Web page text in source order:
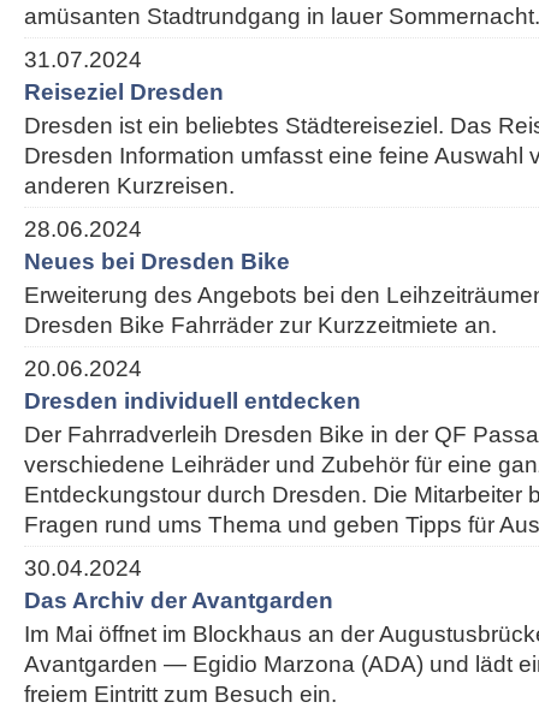
amüsanten Stadtrundgang in lauer Sommernacht.
31.07.2024
Reiseziel Dresden
Dresden ist ein beliebtes Städtereiseziel. Das
Dresden Information umfasst eine feine Auswahl
anderen Kurzreisen.
28.06.2024
Neues bei Dresden Bike
Erweiterung des Angebots bei den
Dresden Bike Fahrräder zur Kurzzeitmiete an.
20.06.2024
Dresden individuell entdecken
Der Fahrradverleih Dresden Bike in der QF
verschiedene Leihräder und Zubehör für eine
Entdeckungstour durch Dresden. Die Mitarbeiter
Fragen rund ums Thema und geben Tipps für
30.04.2024
Das Archiv der Avantgarden
Im Mai öffnet im Blockhaus an der
Avantgarden — Egidio Marzona (ADA) und lädt
freiem Eintritt zum Besuch ein.